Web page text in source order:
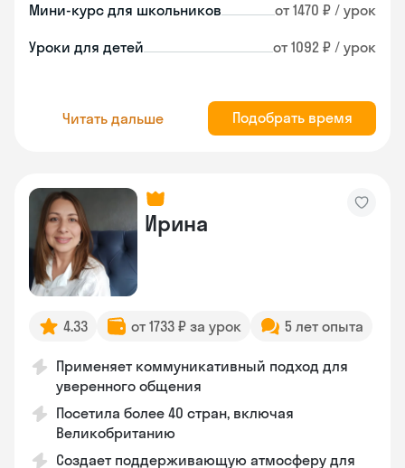
Мини-курс для школьников от 1470 ₽ / урок
Уроки для детей от 1092 ₽ / урок
Читать дальше Подобрать время
Ирина
4.33 от 1733 ₽ за урок 5 лет опыта
Применяет коммуникативный подход для
уверенного общения
Посетила более 40 стран, включая
Великобританию
Создает поддерживающую атмосферу для